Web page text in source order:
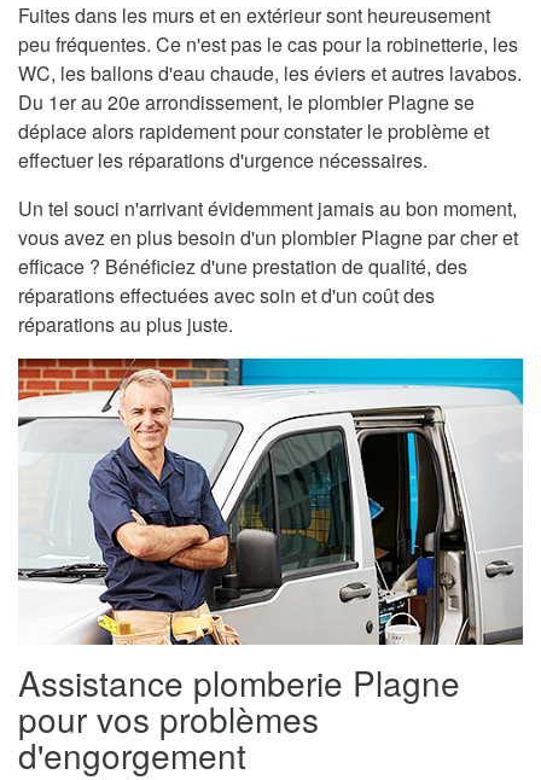
Fuites dans les murs et en extérieur sont heureusement
peu fréquentes. Ce n'est pas le cas pour la robinetterie, les
WC, les ballons d'eau chaude, les éviers et autres lavabos.
Du 1er au 20e arrondissement, le plombier Plagne se
déplace alors rapidement pour constater le problème et
effectuer les réparations d'urgence nécessaires.
Un tel souci n'arrivant évidemment jamais au bon moment,
vous avez en plus besoin d'un plombier Plagne par cher et
efficace ? Bénéficiez d'une prestation de qualité, des
réparations effectuées avec soin et d'un coût des
réparations au plus juste.
Assistance plomberie Plagne
pour vos problèmes
d'engorgement